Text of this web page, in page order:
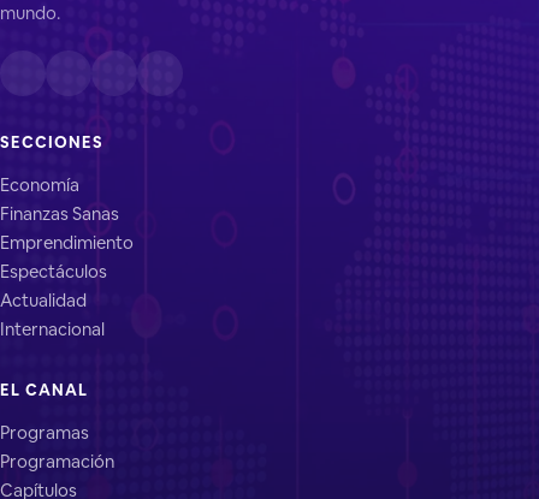
mundo.
SECCIONES
Economía
Finanzas Sanas
Emprendimiento
Espectáculos
Actualidad
Internacional
EL CANAL
Programas
Programación
Capítulos